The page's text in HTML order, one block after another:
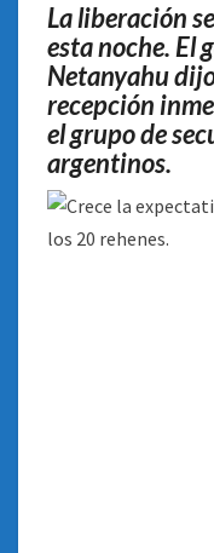
La liberación
esta noche. El
Netanyahu
recepción
el grupo de
argentinos.